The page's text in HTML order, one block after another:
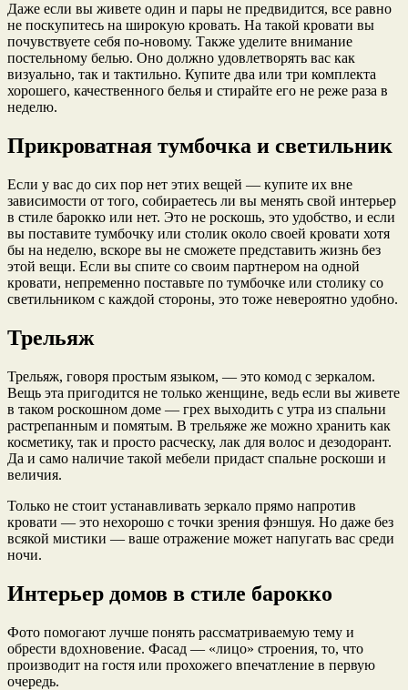
Даже если вы живете один и пары не предвидится, все равно
не поскупитесь на широкую кровать. На такой кровати вы
почувствуете себя по-новому. Также уделите внимание
постельному белью. Оно должно удовлетворять вас как
визуально, так и тактильно. Купите два или три комплекта
хорошего, качественного белья и стирайте его не реже раза в
неделю.
Прикроватная тумбочка и светильник
Если у вас до сих пор нет этих вещей — купите их вне
зависимости от того, собираетесь ли вы менять свой интерьер
в стиле барокко или нет. Это не роскошь, это удобство, и если
вы поставите тумбочку или столик около своей кровати хотя
бы на неделю, вскоре вы не сможете представить жизнь без
этой вещи. Если вы спите со своим партнером на одной
кровати, непременно поставьте по тумбочке или столику со
светильником с каждой стороны, это тоже невероятно удобно.
Трельяж
Трельяж, говоря простым языком, — это комод с зеркалом.
Вещь эта пригодится не только женщине, ведь если вы живете
в таком роскошном доме — грех выходить с утра из спальни
растрепанным и помятым. В трельяже же можно хранить как
косметику, так и просто расческу, лак для волос и дезодорант.
Да и само наличие такой мебели придаст спальне роскоши и
величия.
Только не стоит устанавливать зеркало прямо напротив
кровати — это нехорошо с точки зрения фэншуя. Но даже без
всякой мистики — ваше отражение может напугать вас среди
ночи.
Интерьер домов в стиле барокко
Фото помогают лучше понять рассматриваемую тему и
обрести вдохновение. Фасад — «лицо» строения, то, что
производит на гостя или прохожего впечатление в первую
очередь.